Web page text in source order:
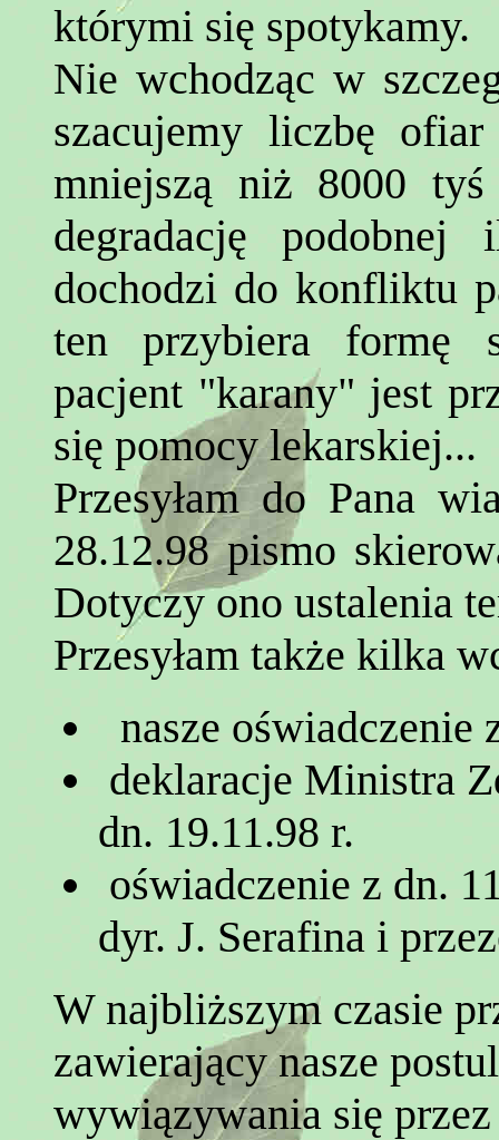
którymi się spotykamy.
Nie wchodząc w
szacujemy liczbę
mniejszą niż 8000
degradację
dochodzi do konfliktu
ten przybiera formę
pacjent "karany" jest
się pomocy lekarskiej...
Przesyłam do Pana
28.12.98 pismo
Dotyczy ono ustalenia
Przesyłam także kilka
nasze oświadczenie
deklaracje Ministra
dn. 19.11.98 r.
oświadczenie z dn.
dyr. J. Serafina i
W najbliższym czasie
zawierający nasze
wywiązywania się